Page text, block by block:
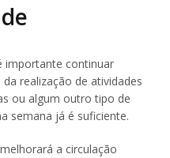
importante continuar
realização de atividades
ou algum outro tipo de
semana já é suficiente.
a circulação